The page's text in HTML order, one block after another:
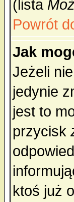
(lista
Powrót
Jak
Jeżeli
jedynie
jest to
przycisk
ktoś już